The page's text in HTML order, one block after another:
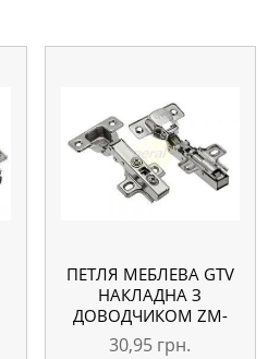
ПЕТЛЯ МЕБЛЕВА GTV
НАКЛАДНА З
ДОВОДЧИКОМ ZM-
INHCO90BEO
30,95 грн.